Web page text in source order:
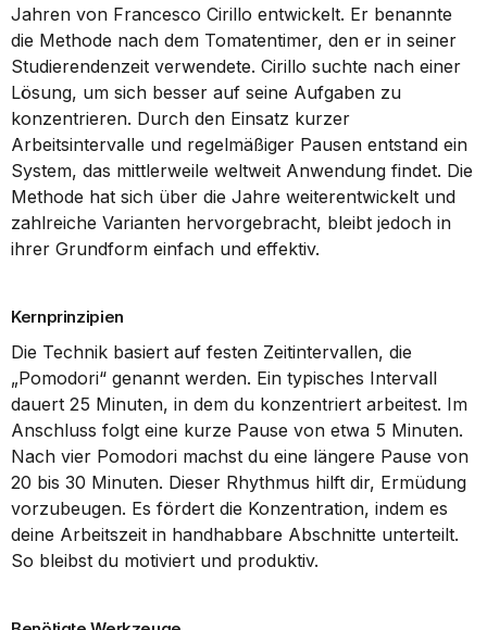
Jahren von Francesco Cirillo entwickelt. Er benannte
die Methode nach dem Tomatentimer, den er in seiner
Studierendenzeit verwendete. Cirillo suchte nach einer
Lösung, um sich besser auf seine Aufgaben zu
konzentrieren. Durch den Einsatz kurzer
Arbeitsintervalle und regelmäßiger Pausen entstand ein
System, das mittlerweile weltweit Anwendung findet. Die
Methode hat sich über die Jahre weiterentwickelt und
zahlreiche Varianten hervorgebracht, bleibt jedoch in
ihrer Grundform einfach und effektiv.
Kernprinzipien
Die Technik basiert auf festen Zeitintervallen, die
„Pomodori“ genannt werden. Ein typisches Intervall
dauert 25 Minuten, in dem du konzentriert arbeitest. Im
Anschluss folgt eine kurze Pause von etwa 5 Minuten.
Nach vier Pomodori machst du eine längere Pause von
20 bis 30 Minuten. Dieser Rhythmus hilft dir, Ermüdung
vorzubeugen. Es fördert die Konzentration, indem es
deine Arbeitszeit in handhabbare Abschnitte unterteilt.
So bleibst du motiviert und produktiv.